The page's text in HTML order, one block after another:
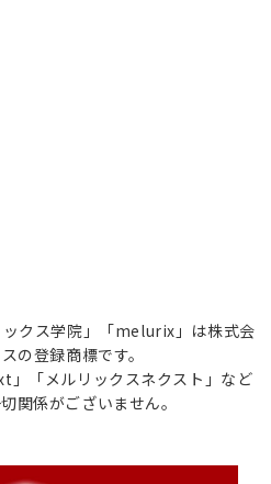
クス学院」「melurix」は株式会
の登録商標です。
」「メルリックスネクスト」など
関係がございません。